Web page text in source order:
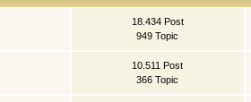
18.434 Post
949 Topic
10.511 Post
366 Topic